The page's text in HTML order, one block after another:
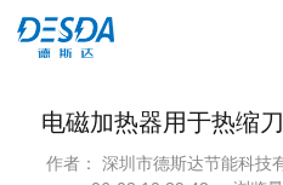
电磁加热器用于热缩
作者： 深圳市德斯达节能科技